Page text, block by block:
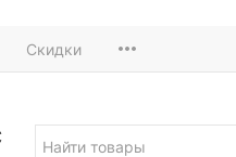
Скидки